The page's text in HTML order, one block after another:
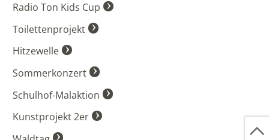
Radio Ton Kids Cup
Toilettenprojekt
Hitzewelle
Sommerkonzert
Schulhof-Malaktion
Kunstprojekt 2er